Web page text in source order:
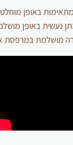
מתאימות באופן
נעשית באופן
מושלמת במרפסת